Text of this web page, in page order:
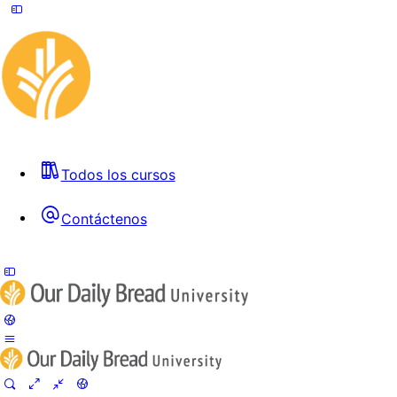
Todos los cursos
Contáctenos
Side
Panel